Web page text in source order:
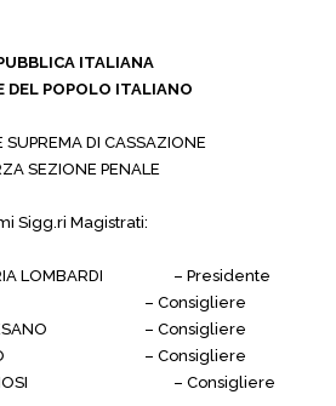
ITALIANA
DEL POPOLO ITALIANO
SUPREMA DI CASSAZIONE
SEZIONE PENALE
Sigg.ri Magistrati:
LOMBARDI
– Presidente
– Consigliere
– Consigliere
– Consigliere
– Consigliere